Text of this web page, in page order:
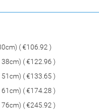
( €106.92 )
38cm) ( €122.96 )
51cm) ( €133.65 )
61cm) ( €174.28 )
76cm) ( €245.92 )